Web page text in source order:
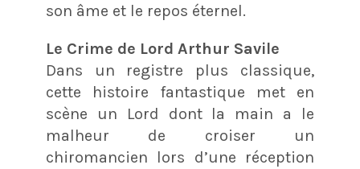
son âme et le repos éternel.
Le Crime de Lord Arthur Savile
Dans un registre plus classique,
cette histoire fantastique met en
scène un Lord dont la main a le
malheur de croiser un
chiromancien lors d’une réception